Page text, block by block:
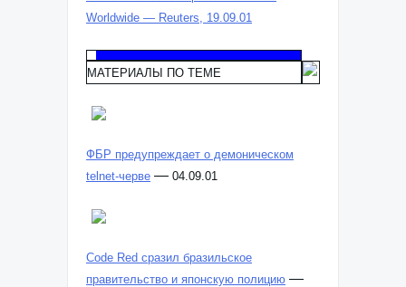
Worldwide — Reuters, 19.09.01
МАТЕРИАЛЫ ПО ТЕМЕ
ФБР предупреждает о демоническом
telnet-черве — 04.09.01
Code Red сразил бразильское
правительство и японскую полицию —